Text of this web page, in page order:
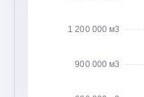
900 000 м3
1 200 000 м3